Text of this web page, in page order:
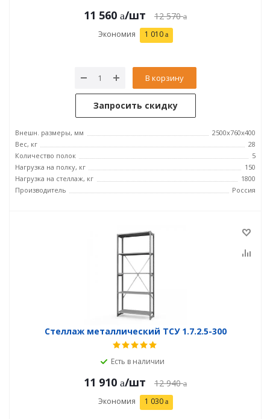
11 560 /шт 12 570
Экономия 1 010
В корзину
Запросить скидку
Внешн. размеры, мм
2500х760х400
Вес, кг
28
Количество полок
5
Нагрузка на полку, кг
150
Нагрузка на стеллаж, кг
1800
Производитель
Россия
Стеллаж металлический ТСУ 1.7.2.5-300
Есть в наличии
11 910 /шт 12 940
Экономия 1 030